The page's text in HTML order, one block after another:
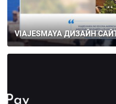
VIAJESMAYA ДИЗАЙН